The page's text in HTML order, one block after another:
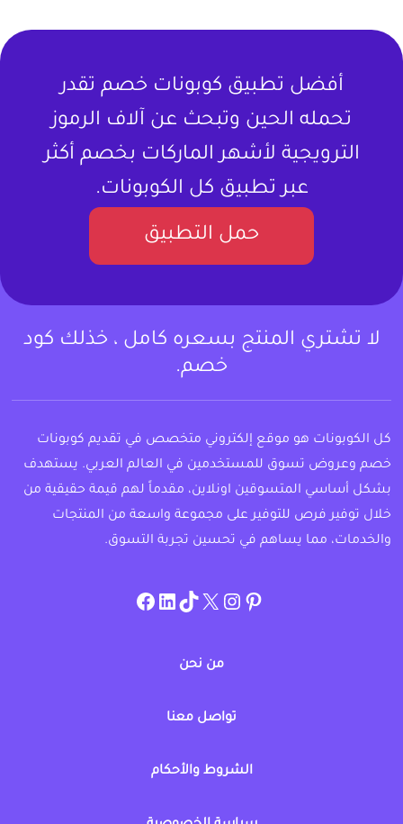
أفضل تطبيق كوبونات خصم تقدر
تحمله الحين وتبحث عن آلاف الرموز
الترويجية لأشهر الماركات بخصم أكثر
عبر تطبيق كل الكوبونات.
حمل التطبيق
لا تشتري المنتج بسعره كامل ، خذلك كود
خصم.
كل الكوبونات هو موقع إلكتروني متخصص في تقديم كوبونات
خصم وعروض تسوق للمستخدمين في العالم العربي. يستهدف
بشكل أساسي المتسوقين اونلاين، مقدماً لهم قيمة حقيقية من
خلال توفير فرص للتوفير على مجموعة واسعة من المنتجات
والخدمات، مما يساهم في تحسين تجربة التسوق.
pinterest
allcouponat
twitter
TikTok
linkedin
facebook
من نحن
تواصل معنا
الشروط والأحكام